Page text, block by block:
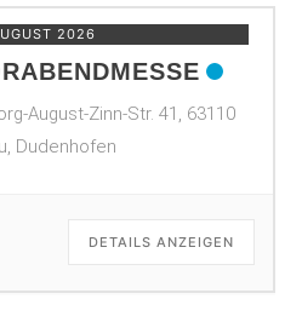
2026
August-Zinn-Str. 41, 63110
Dudenhofen
DETAILS ANZEIGEN